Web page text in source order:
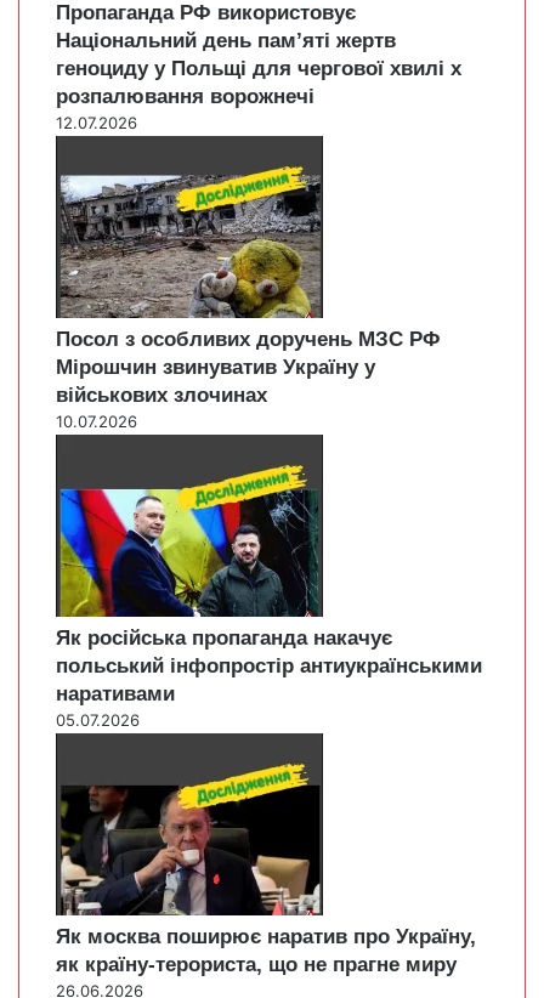
Пропаганда РФ використовує
Національний день пам’яті жертв
геноциду у Польщі для чергової хвилі х
розпалювання ворожнечі
12.07.2026
Посол з особливих доручень МЗС РФ
Мірошчин звинуватив Україну у
військових злочинах
10.07.2026
Як російська пропаганда накачує
польський інфопростір антиукраїнськими
наративами
05.07.2026
Як москва поширює наратив про Україну,
як країну-терориста, що не прагне миру
26.06.2026